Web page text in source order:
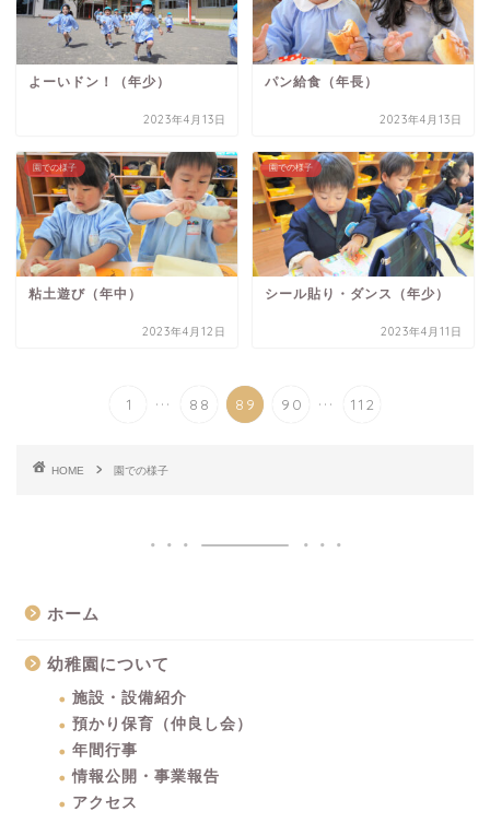
よーいドン！（年少）
2023年4月13日
パン給食（年長）
2023年4月13日
園での様子
粘土遊び（年中）
2023年4月12日
園での様子
シール貼り・ダンス（年少）
2023年4月11日
1 ... 88 89 90 ... 112
HOME 園での様子
ホーム
幼稚園について
施設・設備紹介
預かり保育（仲良し会）
年間行事
情報公開・事業報告
アクセス